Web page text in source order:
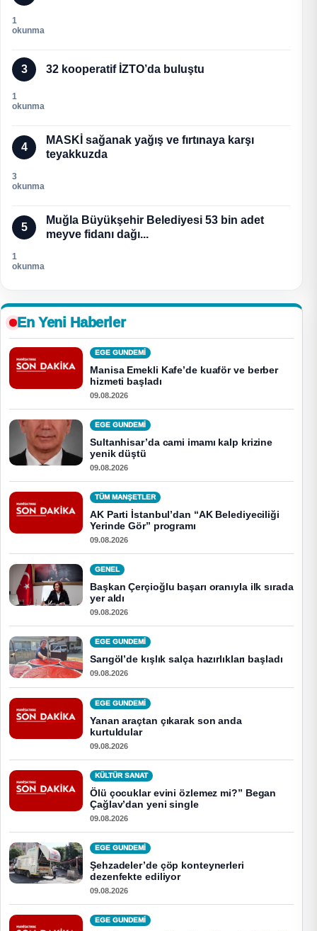
1
okunma
3 32 kooperatif İZTO’da buluştu
1
okunma
4
MASKİ sağanak yağış ve fırtınaya karşı
teyakkuzda
3
okunma
5
Muğla Büyükşehir Belediyesi 53 bin adet
meyve fidanı dağı...
1
okunma
En Yeni Haberler
EGE GUNDEMİ
Manisa Emekli Kafe’de kuaför ve berber
hizmeti başladı
09.08.2026
EGE GUNDEMİ
Sultanhisar’da cami imamı kalp krizine
yenik düştü
09.08.2026
TÜM MANŞETLER
AK Parti İstanbul’dan “AK Belediyeciliği
Yerinde Gör” programı
09.08.2026
GENEL
Başkan Çerçioğlu başarı oranıyla ilk sırada
yer aldı
09.08.2026
EGE GUNDEMİ
Sarıgöl’de kışlık salça hazırlıkları başladı
09.08.2026
EGE GUNDEMİ
Yanan araçtan çıkarak son anda
kurtuldular
09.08.2026
KÜLTÜR SANAT
Ölü çocuklar evini özlemez mi?” Began
Çağlav’dan yeni single
09.08.2026
EGE GUNDEMİ
Şehzadeler’de çöp konteynerleri
dezenfekte ediliyor
09.08.2026
EGE GUNDEMİ